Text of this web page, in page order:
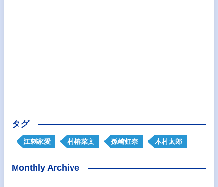
タグ
江刺家愛 村椿菜文 孫崎虹奈 木村太郎
Monthly Archive